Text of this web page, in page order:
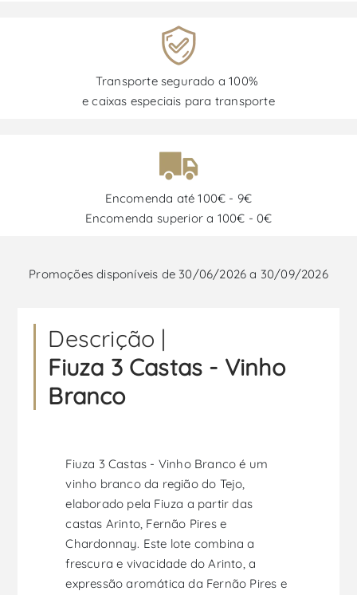
Transporte segurado a 100%
e caixas especiais para transporte
Encomenda até 100€ - 9€
Encomenda superior a 100€ - 0€
Promoções disponíveis de 30/06/2026 a 30/09/2026
Descrição |
Fiuza 3 Castas - Vinho
Branco
Fiuza 3 Castas - Vinho Branco é um
vinho branco da região do Tejo,
elaborado pela Fiuza a partir das
castas Arinto, Fernão Pires e
Chardonnay. Este lote combina a
frescura e vivacidade do Arinto, a
expressão aromática da Fernão Pires e